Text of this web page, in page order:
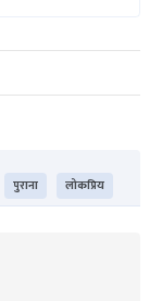
पुराना लोकप्रिय